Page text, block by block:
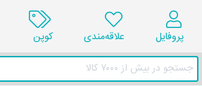
پروفایل علاقه‌مندی کوپن
جستجو در بیش از ۷۰۰۰ کالا